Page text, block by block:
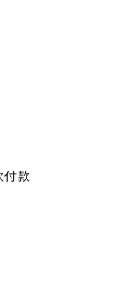
款